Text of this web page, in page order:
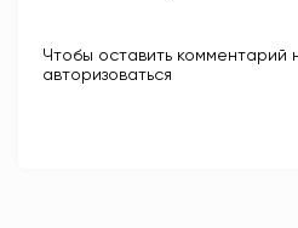
Чтобы оставить комментарий
авторизоваться